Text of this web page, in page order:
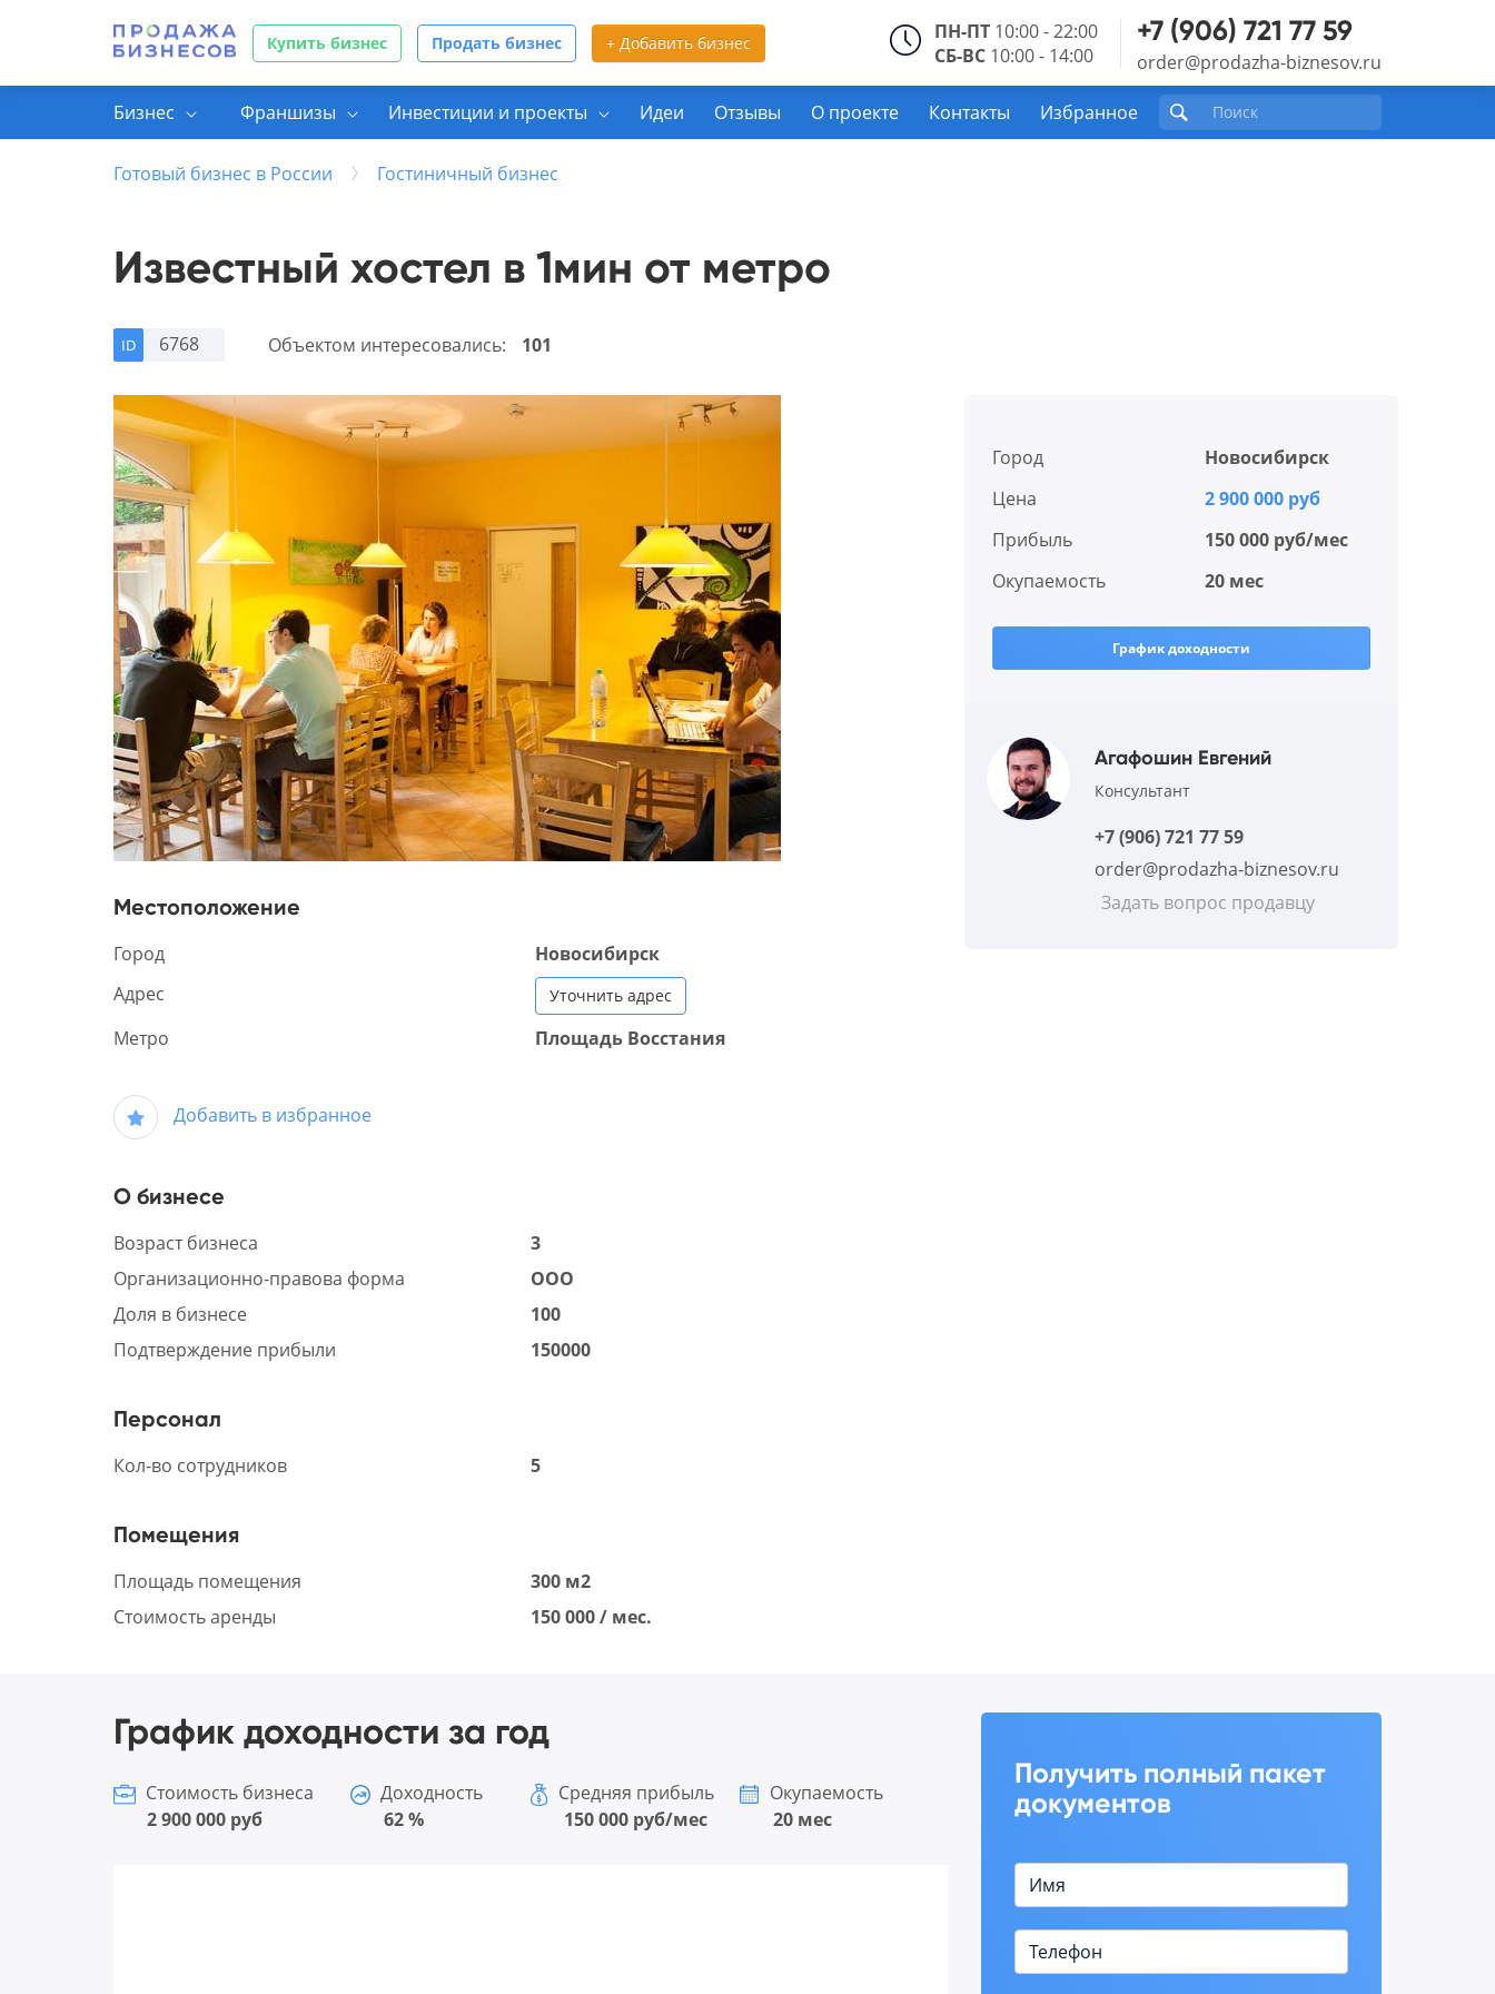
Купить бизнес Продать бизнес + Добавить бизнес ПН-ПТ 10:00 - 22:00
СБ-ВС 10:00 - 14:00
+7 (906) 721 77 59
order@prodazha-biznesov.ru
Бизнес Франшизы Инвестиции и проекты Идеи Отзывы О проекте Контакты Избранное
Готовый бизнес в России Гостиничный бизнес
Известный хостел в 1мин от метро
ID 6768 Объектом интересовались: 101
Местоположение
Город
Новосибирск
Адрес
Уточнить адрес
Метро Площадь Восстания
Добавить в избранное
О бизнесе
Возраст бизнеса
3
Организационно-правова форма
ООО
Доля в бизнесе
100
Подтверждение прибыли
150000
Персонал
Кол-во сотрудников 5
Помещения
Площадь помещения
300 м2
Стоимость аренды
150 000 / мес.
Город
Новосибирск
Цена
2 900 000 руб
Прибыль
150 000 руб/мес
Окупаемость
20 мес
График доходности
Агафошин Евгений
Консультант
+7 (906) 721 77 59
order@prodazha-biznesov.ru
Задать вопрос продавцу
График доходности за год
Стоимость бизнеса
2 900 000 руб
Доходность
62 %
Средняя прибыль
150 000 руб/мес
Окупаемость
20 мес
Получить полный пакет
документов